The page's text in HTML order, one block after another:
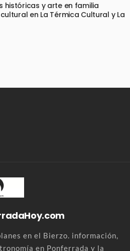
históricas y arte en familia
en La Térmica Cultural y La
en el Bierzo. información,
en Ponferrada y la